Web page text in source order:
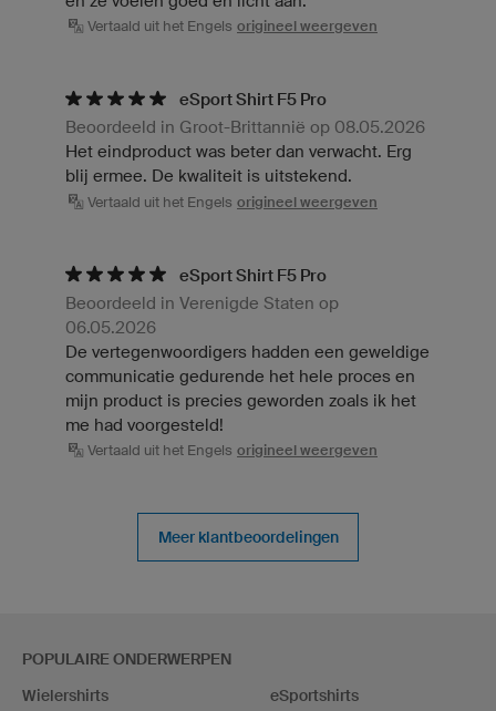
Vertaald uit het Engels origineel weergeven
eSport Shirt F5 Pro
Beoordeeld in Groot-Brittannië op 08.05.2026
Het eindproduct was beter dan verwacht. Erg
blij ermee. De kwaliteit is uitstekend.
Vertaald uit het Engels origineel weergeven
eSport Shirt F5 Pro
Beoordeeld in Verenigde Staten op
06.05.2026
De vertegenwoordigers hadden een geweldige
communicatie gedurende het hele proces en
mijn product is precies geworden zoals ik het
me had voorgesteld!
Vertaald uit het Engels origineel weergeven
Meer klantbeoordelingen
POPULAIRE ONDERWERPEN
Wielershirts
eSportshirts